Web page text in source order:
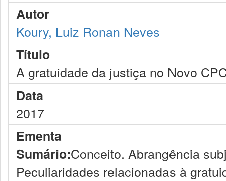
Autor
Koury, Luiz Ronan Neves
Título
A gratuidade da justiça no Novo
Data
2017
Ementa
Sumário:Conceito. Abrangência
Peculiaridades relacionadas à